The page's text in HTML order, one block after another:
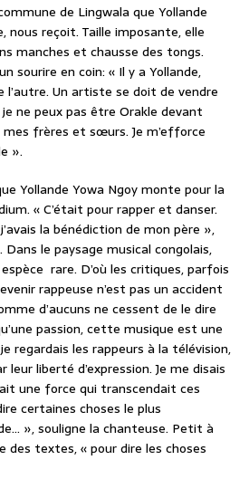
de Lingwala que Yollande
nous reçoit. Taille imposante, elle
manches et chausse des tongs.
sourire en coin: « Il y a Yollande,
l’autre. Un artiste se doit de vendre
ne peux pas être Orakle devant
frères et sœurs. Je m’efforce
».
Yollande Yowa Ngoy monte pour la
« C’était pour rapper et danser.
la bénédiction de mon père »,
le paysage musical congolais,
rare. D’où les critiques, parfois
rappeuse n’est pas un accident
d’aucuns ne cessent de le dire
passion, cette musique est une
regardais les rappeurs à la télévision,
leur liberté d’expression. Je me disais
une force qui transcendait ces
certaines choses le plus
», souligne la chanteuse. Petit à
textes, « pour dire les choses